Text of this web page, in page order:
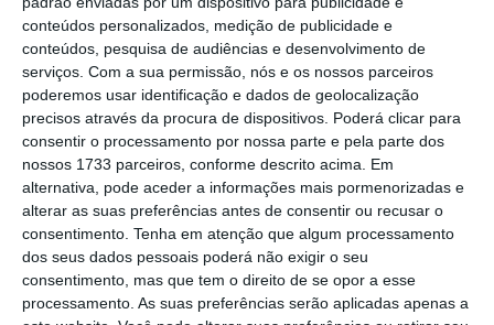
conteúdos personalizados, medição de publicidade e
conteúdos, pesquisa de audiências e desenvolvimento de
serviços. Com a sua permissão, nós e os nossos parceiros
poderemos usar identificação e dados de geolocalização
precisos através da procura de dispositivos. Poderá clicar para
consentir o processamento por nossa parte e pela parte dos
nossos 1733 parceiros, conforme descrito acima. Em
alternativa, pode aceder a informações mais pormenorizadas e
alterar as suas preferências antes de consentir ou recusar o
consentimento. Tenha em atenção que algum processamento
dos seus dados pessoais poderá não exigir o seu
consentimento, mas que tem o direito de se opor a esse
processamento. As suas preferências serão aplicadas apenas a
Assine o ECO Premium
No momento em que a informação é
mais importante do que nunca, apoie
o jornalismo independente e rigoroso.
De que forma? Assine o ECO Premium e
tenha acesso a notícias exclusivas, à
opinião que conta, às reportagens e
especiais que mostram o outro lado da